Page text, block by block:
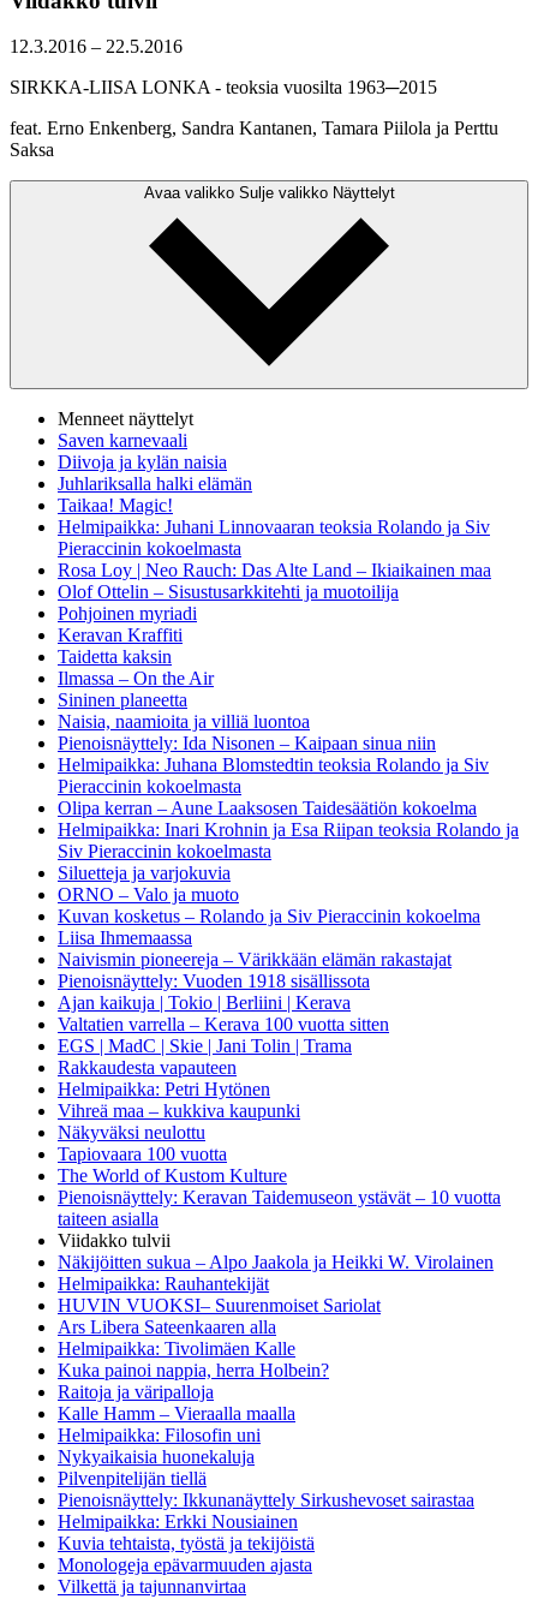
12.3.2016 – 22.5.2016
SIRKKA-LIISA LONKA - teoksia vuosilta 1963─2015
feat. Erno Enkenberg, Sandra Kantanen, Tamara Piilola ja Perttu
Saksa
Avaa valikko Sulje valikko Näyttelyt
Menneet näyttelyt
Saven karnevaali
Diivoja ja kylän naisia
Juhlariksalla halki elämän
Taikaa! Magic!
Helmipaikka: Juhani Linnovaaran teoksia Rolando ja Siv
Pieraccinin kokoelmasta
Rosa Loy | Neo Rauch: Das Alte Land – Ikiaikainen maa
Olof Ottelin – Sisustusarkkitehti ja muotoilija
Pohjoinen myriadi
Keravan Kraffiti
Taidetta kaksin
Ilmassa – On the Air
Sininen planeetta
Naisia, naamioita ja villiä luontoa
Pienoisnäyttely: Ida Nisonen – Kaipaan sinua niin
Helmipaikka: Juhana Blomstedtin teoksia Rolando ja Siv
Pieraccinin kokoelmasta
Olipa kerran – Aune Laaksosen Taidesäätiön kokoelma
Helmipaikka: Inari Krohnin ja Esa Riipan teoksia Rolando ja
Siv Pieraccinin kokoelmasta
Siluetteja ja varjokuvia
ORNO – Valo ja muoto
Kuvan kosketus – Rolando ja Siv Pieraccinin kokoelma
Liisa Ihmemaassa
Naivismin pioneereja – Värikkään elämän rakastajat
Pienoisnäyttely: Vuoden 1918 sisällissota
Ajan kaikuja | Tokio | Berliini | Kerava
Valtatien varrella – Kerava 100 vuotta sitten
EGS | MadC | Skie | Jani Tolin | Trama
Rakkaudesta vapauteen
Helmipaikka: Petri Hytönen
Vihreä maa – kukkiva kaupunki
Näkyväksi neulottu
Tapiovaara 100 vuotta
The World of Kustom Kulture
Pienoisnäyttely: Keravan Taidemuseon ystävät – 10 vuotta
taiteen asialla
Viidakko tulvii
Näkijöitten sukua – Alpo Jaakola ja Heikki W. Virolainen
Helmipaikka: Rauhantekijät
HUVIN VUOKSI– Suurenmoiset Sariolat
Ars Libera Sateenkaaren alla
Helmipaikka: Tivolimäen Kalle
Kuka painoi nappia, herra Holbein?
Raitoja ja väripalloja
Kalle Hamm – Vieraalla maalla
Helmipaikka: Filosofin uni
Nykyaikaisia huonekaluja
Pilvenpitelijän tiellä
Pienoisnäyttely: Ikkunanäyttely Sirkushevoset sairastaa
Helmipaikka: Erkki Nousiainen
Kuvia tehtaista, työstä ja tekijöistä
Monologeja epävarmuuden ajasta
Vilkettä ja tajunnanvirtaa